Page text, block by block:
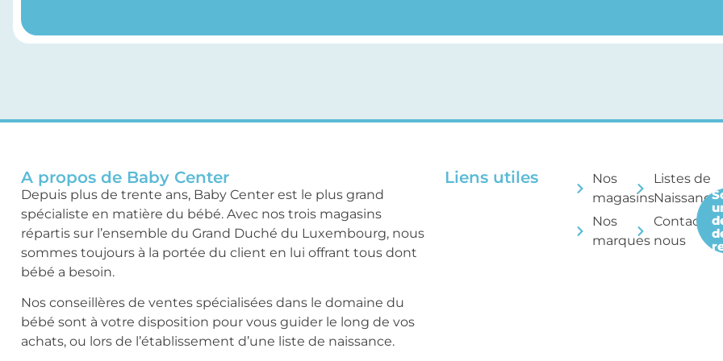
A propos de Baby Center
Depuis plus de trente ans, Baby Center est le plus grand
spécialiste en matière du bébé. Avec nos trois magasins
répartis sur l’ensemble du Grand Duché du Luxembourg, nous
sommes toujours à la portée du client en lui offrant tous dont
bébé a besoin.
Nos conseillères de ventes spécialisées dans le domaine du
bébé sont à votre disposition pour vous guider le long de vos
achats, ou lors de l’établissement d’une liste de naissance.
Liens utiles
Nos
magasins
Nos
marques
Listes de
Naissance
nous